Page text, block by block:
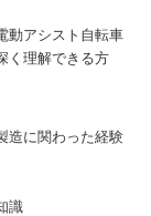
動アシスト自転車
く理解できる方
造に関わった経験
識